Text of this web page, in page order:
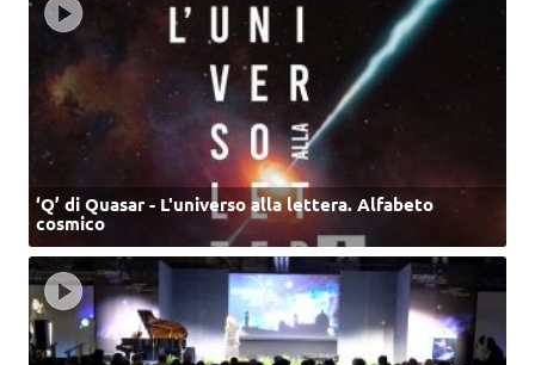
‘Q’ di Quasar - L'universo alla lettera. Alfabeto
cosmico